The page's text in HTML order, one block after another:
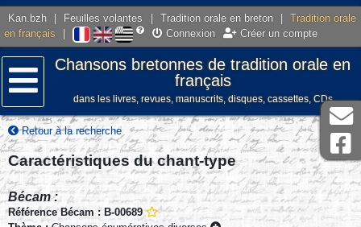
Kan.bzh Feuilles volantes Tradition orale en breton
Tradition orale
en français
Connexion Créer un compte
Menu
Chansons bretonnes de tradition orale en
français
dans les livres, revues, manuscrits, disques, cassettes, CDs
Retour à la recherche
Caractéristiques du chant-type
Bécam :
Référence Bécam : B-00689